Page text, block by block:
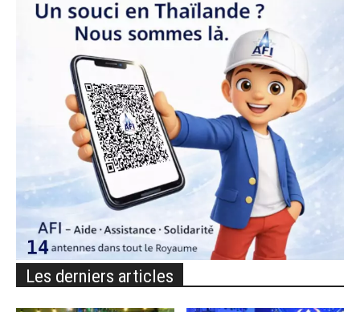
Les derniers articles